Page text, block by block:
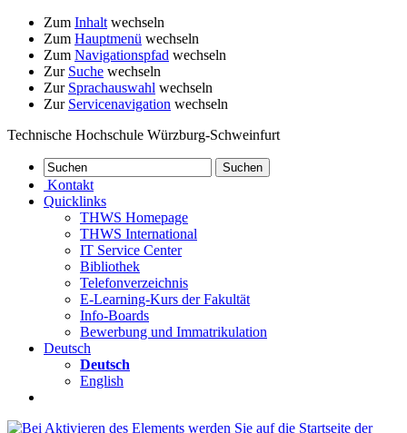
Zum Inhalt wechseln
Zum Hauptmenü wechseln
Zum Navigationspfad wechseln
Zur Suche wechseln
Zur Sprachauswahl wechseln
Zur Servicenavigation wechseln
Technische Hochschule Würzburg-Schweinfurt
Kontakt
Quicklinks
THWS Homepage
THWS International
IT Service Center
Bibliothek
Telefonverzeichnis
E-Learning-Kurs der Fakultät
Info-Boards
Bewerbung und Immatrikulation
Deutsch
Deutsch
English